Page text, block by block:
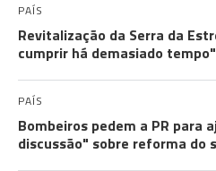
PAÍS
Revitalização da Serra da
cumprir há demasiado tempo"
PAÍS
Bombeiros pedem a PR para
discussão" sobre reforma do